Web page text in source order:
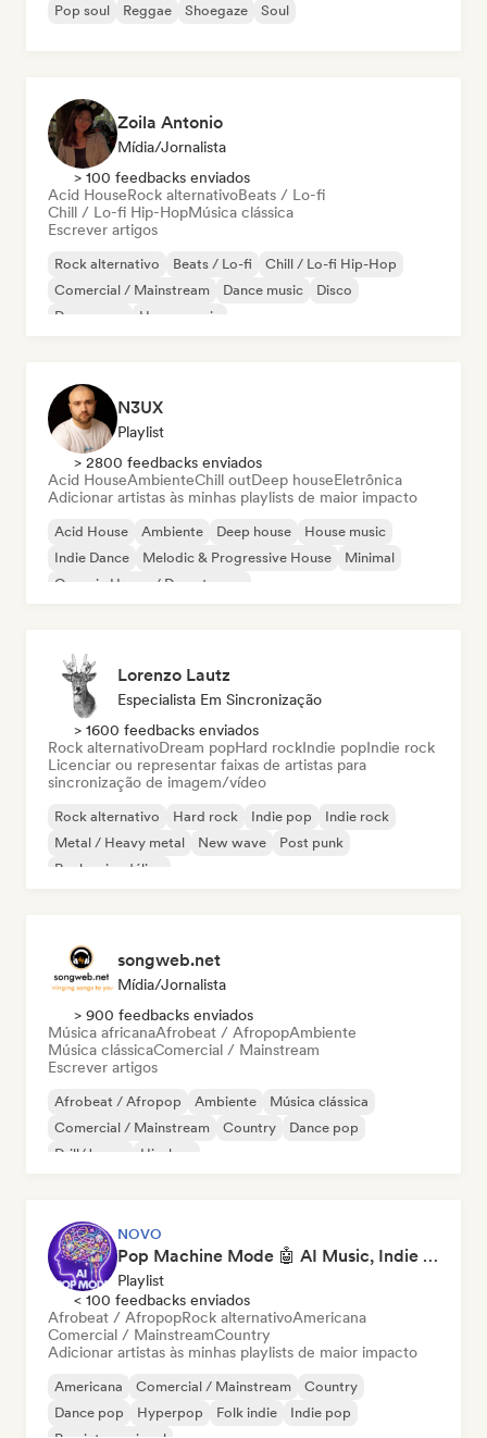
Pop soul
Reggae Shoegaze Soul
Zoila Antonio
Mídia/Jornalista
> 100 feedbacks enviados
Acid HouseRock alternativoBeats / Lo-fi
Chill / Lo-fi Hip-HopMúsica clássica
Escrever artigos
Rock alternativo Beats / Lo-fi
Chill / Lo-fi Hip-Hop
Comercial / Mainstream
Dance music
Disco
Dream pop
House music
N3UX
Playlist
> 2800 feedbacks enviados
Acid HouseAmbienteChill outDeep houseEletrônica
Adicionar artistas às minhas playlists de maior impacto
Acid House Ambiente Deep house
House music
Indie Dance
Melodic & Progressive House
Minimal
Organic House / Downtempo
Lorenzo Lautz
Especialista Em Sincronização
> 1600 feedbacks enviados
Rock alternativoDream popHard rockIndie popIndie rock
Licenciar ou representar faixas de artistas para
sincronização de imagem/vídeo
Rock alternativo Hard rock Indie pop
Indie rock
Metal / Heavy metal
New wave
Post punk
Rock psicodélico
songweb.net
Mídia/Jornalista
> 900 feedbacks enviados
Música africanaAfrobeat / AfropopAmbiente
Música clássicaComercial / Mainstream
Escrever artigos
Afrobeat / Afropop Ambiente
Música clássica
Comercial / Mainstream
Country
Dance pop
Drill/Jersey
Hip-hop
NOVO
Pop Machine Mode 🤖 AI Music, Indie Pop & Dream Pop
Playlist
< 100 feedbacks enviados
Afrobeat / AfropopRock alternativoAmericana
Comercial / MainstreamCountry
Adicionar artistas às minhas playlists de maior impacto
Americana Comercial / Mainstream
Country
Dance pop
Hyperpop Folk indie
Indie pop